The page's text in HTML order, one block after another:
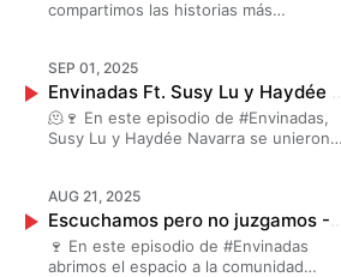
compartimos las historias más
y lo que se aprende en el camino. A
veces el amor de tu vida es un sueño,
una etapa… o algo que marcó tu
camino. Tuvimos una buena charla,
copita en mano y mucho chismorreo.
SEP 01, 2025
🫠🍷 En este episodio de #Envinadas,
Susy Lu y Haydée Navarra se unieron
trabajo". Ahora sí nos quedamos con el
ojo cuadrado de tanto chismecito 😂
AUG 21, 2025
🍷 En este episodio de #Envinadas
abrimos el espacio a la comunidad